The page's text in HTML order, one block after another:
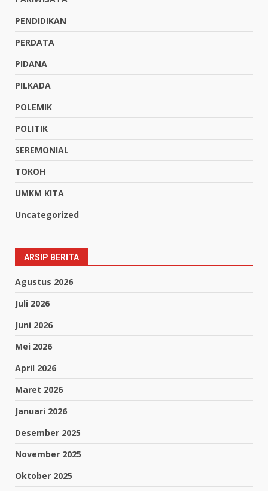
PENDIDIKAN
PERDATA
PIDANA
PILKADA
POLEMIK
POLITIK
SEREMONIAL
TOKOH
UMKM KITA
Uncategorized
ARSIP BERITA
Agustus 2026
Juli 2026
Juni 2026
Mei 2026
April 2026
Maret 2026
Januari 2026
Desember 2025
November 2025
Oktober 2025